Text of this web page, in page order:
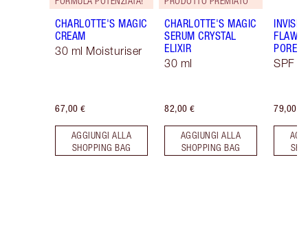
CHARLOTTE'S MAGIC
CREAM
30 ml Moisturiser
67,00 €
AGGIUNGI ALLA
SHOPPING BAG
CHARLOTTE'S MAGIC
SERUM CRYSTAL
ELIXIR
30 ml
82,00 €
AGGIUNGI ALLA
SHOPPING BAG
SPF
79,00 €